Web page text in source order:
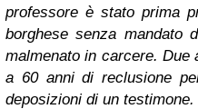
professore è stato prima
borghese senza mandato
malmenato in carcere. Due
a 60 anni di reclusione
deposizioni di un testimone.